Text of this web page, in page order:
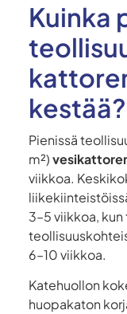
Kuinka
kestää?
Pienissä
m²)
viikkoa.
3–5 viikkoa,
6–10 viikkoa.
Katehuollon
huopakaton